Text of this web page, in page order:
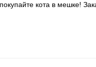
кота в мешке!